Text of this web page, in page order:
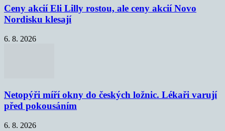
Ceny akcií Eli Lilly rostou, ale ceny akcií Novo
Nordisku klesají
6. 8. 2026
Netopýři míří okny do českých ložnic. Lékaři varují
před pokousáním
6. 8. 2026